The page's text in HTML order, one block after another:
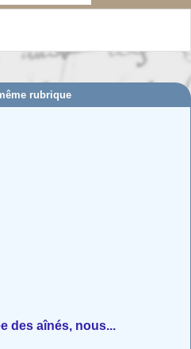
rubrique
des aînés, nous...